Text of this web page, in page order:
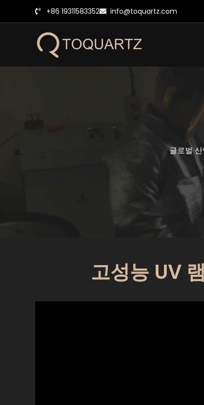
너
+86 19311583352 info@toquartz.com
글로벌
고성능 UV